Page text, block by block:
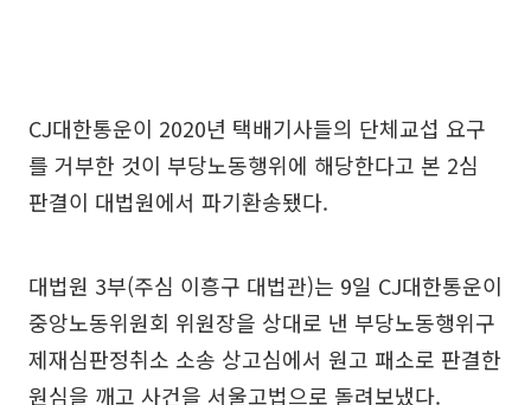
CJ대한통운이 2020년 택배기사들의 단체교섭 요구
를 거부한 것이 부당노동행위에 해당한다고 본 2심
판결이 대법원에서 파기환송됐다.
대법원 3부(주심 이흥구 대법관)는 9일 CJ대한통운이
중앙노동위원회 위원장을 상대로 낸 부당노동행위구
제재심판정취소 소송 상고심에서 원고 패소로 판결한
원심을 깨고 사건을 서울고법으로 돌려보냈다.